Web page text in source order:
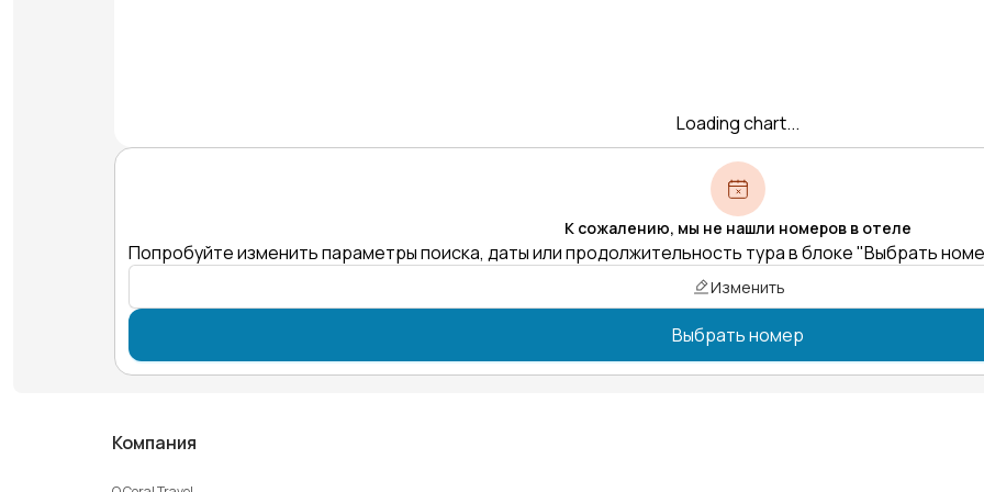
Loading chart...
К сожалению, мы не нашли номеров в отеле
Попробуйте изменить параметры поиска, даты или продолжительность тура в блоке "Выбрать
Изменить
Выбрать номер
Компания